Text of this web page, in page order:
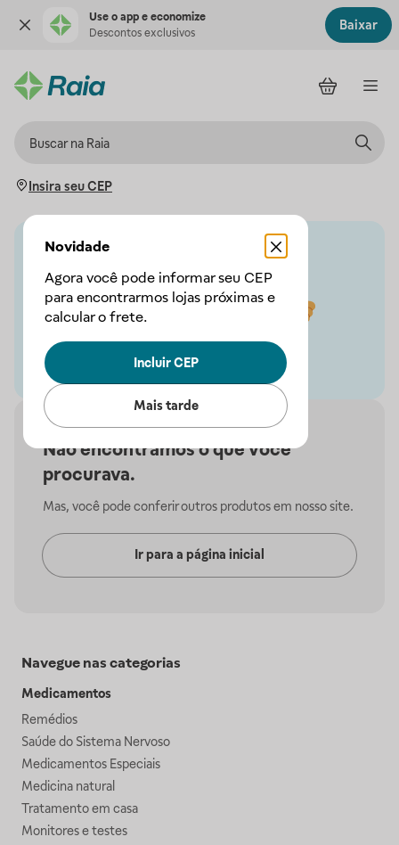
Use o app e economize
Descontos exclusivos
Baixar
Insira seu CEP
Novidade
Agora você pode informar seu CEP
para encontrarmos lojas próximas e
calcular o frete.
Incluir CEP
Mais tarde
Não encontramos o que você
procurava.
Mas, você pode conferir outros produtos em nosso site.
Ir para a página inicial
Navegue nas categorias
Medicamentos
Remédios
Saúde do Sistema Nervoso
Medicamentos Especiais
Medicina natural
Tratamento em casa
Monitores e testes